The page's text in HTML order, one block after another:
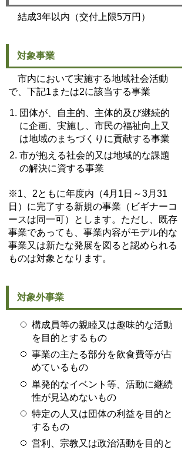
結成3年以内（交付上限5万円）
対象事業
市内において実施する地域社会活動
で、下記1または2に該当する事業
団体が、自主的、主体的及び継続的
に企画、実施し、市民の福祉向上又
は地域のまちづくりに貢献する事業
市が抱える社会的又は地域的な課題
の解決に資する事業
※1、2ともに年度内（4月1日～3月31
日）に完了する新規の事業（ビギナーコ
ースは同一可）とします。ただし、既存
事業であっても、事業内容がモデル的な
事業又は新たな発展を図ると認められる
ものは対象となります。
対象外事業
構成員等の親睦又は趣味的な活動
を目的とするもの
事業の主たる部分を飲食費等が占
めているもの
単発的なイベント等、活動に継続
性が見込めないもの
特定の人又は団体の利益を目的と
するもの
営利、宗教又は政治活動を目的と